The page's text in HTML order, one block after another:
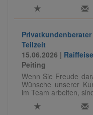
Teilzeit
15.06.2026 |
Peiting
Wenn Sie Freude
Wünsche unserer
im Team arbeiten,